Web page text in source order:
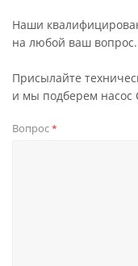
Наши
на любой ваш вопрос.
Присылайте
и мы подберем насос
Вопрос*